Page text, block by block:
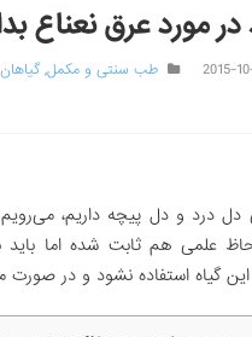
مورد عرق نعناع
2015- طب سنتی و مکمل,
درد و دل پیچه داریم،
علمی هم ثابت شده اما
گیاه استفاده نشود و در صورت